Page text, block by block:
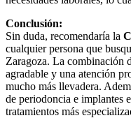
Conclusión:
Sin duda, recomendaría la
cualquier persona que
Zaragoza. La combinación
agradable y una atención
mucho más llevadera.
de periodoncia e implantes
tratamientos más